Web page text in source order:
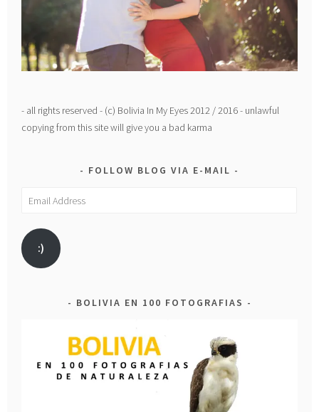
- all rights reserved - (c) Bolivia In My Eyes 2012 / 2016 - unlawful
copying from this site will give you a bad karma
FOLLOW BLOG VIA E-MAIL
Email
:)
BOLIVIA EN 100 FOTOGRAFIAS